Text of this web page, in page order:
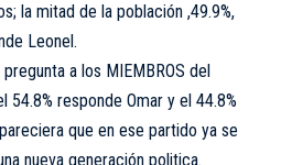
la mitad de la población ,49.9%,
Leonel.
a los MIEMBROS del
responde Omar y el 44.8%
que en ese partido ya se
nueva generación politica.